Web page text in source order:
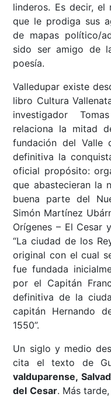
linderos. Es decir,
que le prodiga sus
de mapas político/
sido ser amigo de
poesía.
Valledupar existe
libro Cultura
investigador
relaciona la mitad
fundación del Valle
definitiva la
oficial propósito:
que abastecieran la
buena parte del
Simón Martínez
Orígenes – El Cesar
“La ciudad de los
original con el cual
fue fundada
por el Capitán
definitiva de la
capitán Hernando
1550”.
Un siglo y medio
cita el texto de
valduparense,
del Cesar. Más